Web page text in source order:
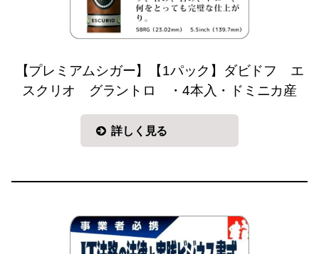
【プレミアムシガー】【1パック】ダビドフ エ
スクリオ グラントロ ・4本入・ドミニカ産
詳しく見る